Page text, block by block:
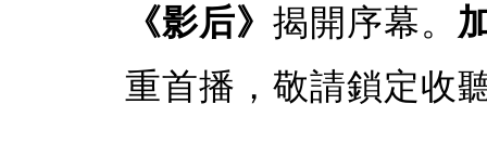
《影后》 揭開序幕。
重首播，敬請鎖定收